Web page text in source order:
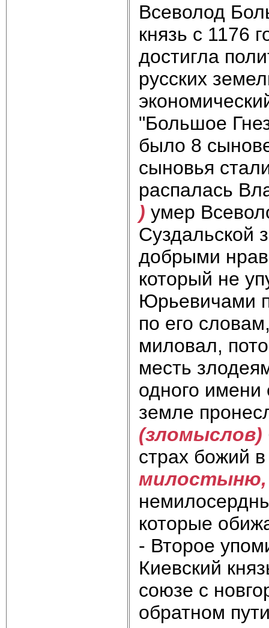
Всеволод
князь с 1176
достигла
русских
"Большое
было 8
сыновья
распалась
) умер
Суздальской
добрыми
который не
Юрьевичами
по его
миловал,
месть
одного имени
земле
(зломыслов)
страх божий
милостыню,
которые
- Второе
Киевский
союзе с
обратном